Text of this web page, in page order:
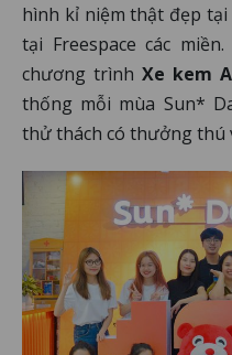
hình kỉ niệm thật đẹp
tại Freespace các
chương trình Xe kem
thống mỗi mùa Sun*
thử thách có thưởng thú